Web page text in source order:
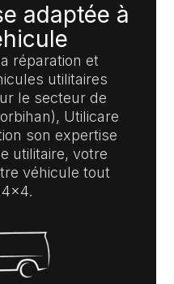
adaptée à
réparation et
utilitaires
le secteur de
Utilicare
son expertise
utilitaire, votre
véhicule tout